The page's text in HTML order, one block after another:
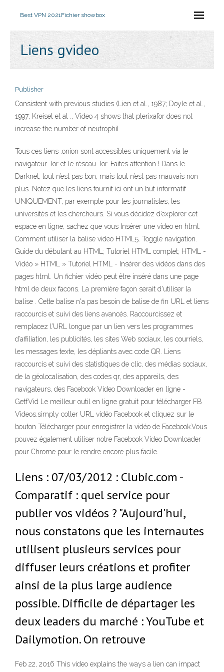
Best VPN 2021Fichier showbox
Liens gvideo
Publisher
Consistent with previous studies (Lien et al., 1987; Doyle et al.,
1997; Kreisel et al ., Video 4 shows that plerixafor does not
increase the number of neutrophil
Tous ces liens .onion sont accessibles uniquement via le
navigateur Tor et le réseau Tor. Faites attention ! Dans le
Darknet, tout n’est pas bon, mais tout n’est pas mauvais non
plus. Notez que les liens fournit ici ont un but informatif
UNIQUEMENT, par exemple pour les journalistes, les
universités et les chercheurs. Si vous décidez d’explorer cet
espace en ligne, sachez que vous Insérer une video en html.
Comment utiliser la balise video HTML5. Toggle navigation.
Guide du débutant au HTML; Tutoriel HTML complet; HTML -
Vidéo » HTML » Tutoriel HTML - Insérer des vidéos dans des
pages html. Un fichier vidéo peut être inséré dans une page
html de deux facons. La première façon serait d'utiliser la
balise
. Cette balise n'a pas besoin de balise de fin URL et liens
raccourcis et suivi des liens avancés. Raccourcissez et
remplacez l’URL longue par un lien vers les programmes
d’affiliation, les publicités, les sites Web sociaux, les courriels,
les messages texte, les dépliants avec code QR. Liens
raccourcis et suivi des statistiques de clic, des médias sociaux,
de la géolocalisation, des codes qr, des appareils, des
navigateurs, des Facebook Video Downloader en ligne -
GetfVid Le meilleur outil en ligne gratuit pour télécharger FB
Videos.simply coller URL vidéo Facebook et cliquez sur le
bouton Télécharger pour enregistrer la vidéo de Facebook.Vous
pouvez également utiliser notre Facebook Video Downloader
pour Chrome pour le rendre encore plus facile.
Liens : 07/03/2012 : Clubic.com -
Comparatif : quel service pour
publier vos vidéos ? "Aujourd'hui,
nous constatons que les internautes
utilisent plusieurs services pour
diffuser leurs créations et profiter
ainsi de la plus large audience
possible. Difficile de départager les
deux leaders du marché : YouTube et
Dailymotion. On retrouve
Feb 22, 2016 This video explains the ways a lien can impact